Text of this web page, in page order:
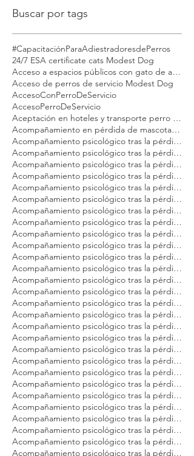
Buscar por tags
#CapacitaciónParaAdiestradoresdePerros
24/7 ESA certificate cats Modest Dog
Acceso a espacios públicos con gato de apoyo emocional
Acceso de perros de servicio Modest Dog
AccesoConPerroDeServicio
AccesoPerroDeServicio
Aceptación en hoteles y transporte perro emocional Modest Dog México
Acompañamiento en pérdida de mascotas Modest Dog México
Acompañamiento psicológico tras la pérdida de tu gato Modest Dog CDMX
Acompañamiento psicológico tras la pérdida de tu gato Modest Dog Cancún
Acompañamiento psicológico tras la pérdida de tu gato Modest Dog Guadalajara
Acompañamiento psicológico tras la pérdida de tu gato Modest Dog Los Cabos
Acompañamiento psicológico tras la pérdida de tu gato Modest Dog México
Acompañamiento psicológico tras la pérdida de tu gato Modest Dog Nuevo Vallarta
Acompañamiento psicológico tras la pérdida de tu gato Modest Dog Playa del Carmen
Acompañamiento psicológico tras la pérdida de tu gato Modest Dog Puebla
Acompañamiento psicológico tras la pérdida de tu gato Modest Dog Puerto Vallarta
Acompañamiento psicológico tras la pérdida de tu gato Modest Dog Querétaro
Acompañamiento psicológico tras la pérdida de tu gato Modest Dog Tulum
Acompañamiento psicológico tras la pérdida de tu gato Modest Dog Veracruz
Acompañamiento psicológico tras la pérdida de tu gato Modest Dog Zapopan
Acompañamiento psicológico tras la pérdida de tu mascota Modest Dog Argentina
Acompañamiento psicológico tras la pérdida de tu mascota Modest Dog Brasil
Acompañamiento psicológico tras la pérdida de tu mascota Modest Dog Buenos Aires
Acompañamiento psicológico tras la pérdida de tu mascota Modest Dog CDMX
Acompañamiento psicológico tras la pérdida de tu mascota Modest Dog Cancún
Acompañamiento psicológico tras la pérdida de tu mascota Modest Dog Guadalajara
Acompañamiento psicológico tras la pérdida de tu mascota Modest Dog Los Cabos
Acompañamiento psicológico tras la pérdida de tu mascota Modest Dog México
Acompañamiento psicológico tras la pérdida de tu mascota Modest Dog Panamá
Acompañamiento psicológico tras la pérdida de tu mascota Modest Dog Playa del Carmen
Acompañamiento psicológico tras la pérdida de tu mascota Modest Dog Puebla
Acompañamiento psicológico tras la pérdida de tu mascota Modest Dog Puerto Vallarta
Acompañamiento psicológico tras la pérdida de tu mascota Modest Dog Querétaro
Acompañamiento psicológico tras la pérdida de tu mascota Modest Dog Sao Paulo
Acompañamiento psicológico tras la pérdida de tu mascota Modest Dog Tulum